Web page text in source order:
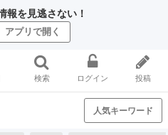
報を見逃さない！
アプリで開く
検索 ログイン 投稿
人気キーワード